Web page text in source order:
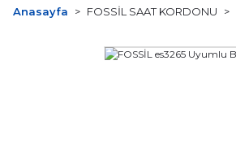
Anasayfa FOSSİL SAAT KORDONU